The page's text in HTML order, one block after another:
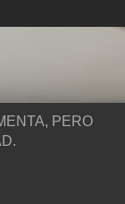
PERO